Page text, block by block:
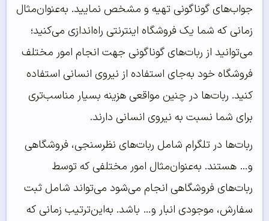
جواب‌های گوناگونی تهیه و مشخص نمایید. به‌عنوان‌مثال
زمانی که شما یک فروشگاه اینترنتی راه‌اندازی می‌کنید؛
می‌توانید از ربات‌های گوناگونی جهت انجام امور مختلف
فروشگاه خود به‌جای استفاده از نیروی انسانی استفاده
کنید. ربات‌ها در چنین مواقعی هزینه بسیار مناسب‌تری
برای شما نسبت به نیروی انسانی دارند.
ربات‌ها در تلگرام شامل ربات‌های نظرسنجی، فروشگاهی
و… هستند. به‌عنوان‌‌‌‌‌مثال امور مختلفی که توسط
ربات‌های فروشگاهی انجام می‌شود می‌تواند شامل ثبت
سفارش، موجودی انبار و… باشد. به‌این‌ترتیب زمانی که